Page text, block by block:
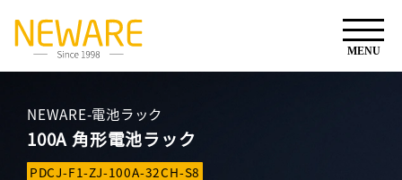
NEWARE-電池ラック
100A 角形電池ラック
PDCJ-F1-ZJ-100A-32CH-S8